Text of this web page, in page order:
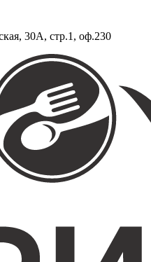
30А, стр.1, оф.230